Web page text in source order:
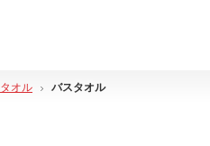
タオル バスタオル